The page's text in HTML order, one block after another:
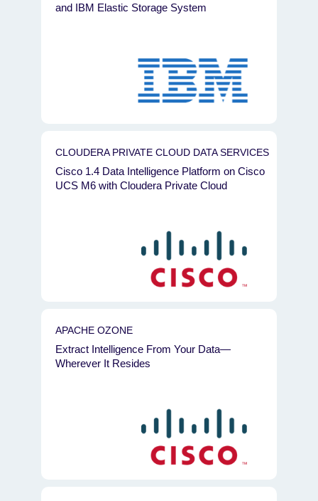
and IBM Elastic Storage System
CLOUDERA PRIVATE CLOUD DATA SERVICES
Cisco 1.4 Data Intelligence Platform on Cisco
UCS M6 with Cloudera Private Cloud
APACHE OZONE
Extract Intelligence From Your Data—
Wherever It Resides